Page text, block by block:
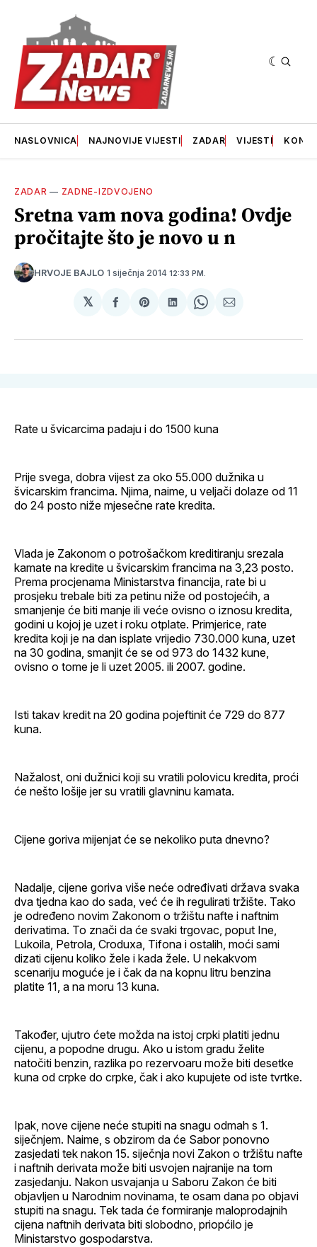
NASLOVNICA NAJNOVIJE VIJESTI ZADAR VIJESTI
ZADAR — ZADNE-IZDVOJENO
Sretna vam nova godina! Ovdje
pročitajte što je novo u n
HRVOJE BAJLO 1 siječnja 2014 12:33 PM.
𝕏
podijeliSharepodijeliSharepodijeli
Rate u švicarcima padaju i do 1500 kuna
Prije svega, dobra vijest za oko 55.000 dužnika u
švicarskim francima. Njima, naime, u veljači dolaze od 11
do 24 posto niže mjesečne rate kredita.
Vlada je Zakonom o potrošačkom kreditiranju srezala
kamate na kredite u švicarskim francima na 3,23 posto.
Prema procjenama Ministarstva financija, rate bi u
prosjeku trebale biti za petinu niže od postojećih, a
smanjenje će biti manje ili veće ovisno o iznosu kredita,
godini u kojoj je uzet i roku otplate. Primjerice, rate
kredita koji je na dan isplate vrijedio 730.000 kuna, uzet
na 30 godina, smanjit će se od 973 do 1432 kune,
ovisno o tome je li uzet 2005. ili 2007. godine.
Isti takav kredit na 20 godina pojeftinit će 729 do 877
kuna.
Nažalost, oni dužnici koji su vratili polovicu kredita, proći
će nešto lošije jer su vratili glavninu kamata.
Cijene goriva mijenjat će se nekoliko puta dnevno?
Nadalje, cijene goriva više neće određivati država svaka
dva tjedna kao do sada, već će ih regulirati tržište. Tako
je određeno novim Zakonom o tržištu nafte i naftnim
derivatima. To znači da će svaki trgovac, poput Ine,
Lukoila, Petrola, Croduxa, Tifona i ostalih, moći sami
dizati cijenu koliko žele i kada žele. U nekakvom
scenariju moguće je i čak da na kopnu litru benzina
platite 11, a na moru 13 kuna.
Također, ujutro ćete možda na istoj crpki platiti jednu
cijenu, a popodne drugu. Ako u istom gradu želite
natočiti benzin, razlika po rezervoaru može biti desetke
kuna od crpke do crpke, čak i ako kupujete od iste tvrtke.
Ipak, nove cijene neće stupiti na snagu odmah s 1.
siječnjem. Naime, s obzirom da će Sabor ponovno
zasjedati tek nakon 15. siječnja novi Zakon o tržištu nafte
i naftnih derivata može biti usvojen najranije na tom
zasjedanju. Nakon usvajanja u Saboru Zakon će biti
objavljen u Narodnim novinama, te osam dana po objavi
stupiti na snagu. Tek tada će formiranje maloprodajnih
cijena naftnih derivata biti slobodno, priopćilo je
Ministarstvo gospodarstva.